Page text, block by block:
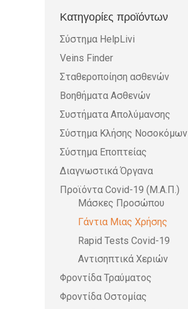
προϊόντος
Κατηγορίες προϊόντων
Σύστημα HelpLivi
Veins Finder
Σταθεροποίηση ασθενών
Βοηθήματα Ασθενών
Συστήματα Απολύμανσης
Σύστημα Κλήσης Νοσοκόμων
Σύστημα Εποπτείας
Διαγνωστικά Όργανα
Προϊόντα Covid-19 (Μ.Α.Π.)
Μάσκες Προσώπου
Γάντια Μιας Χρήσης
Rapid Tests Covid-19
Αντισηπτικά Χεριών
Φροντίδα Τραύματος
Φροντίδα Οστομίας